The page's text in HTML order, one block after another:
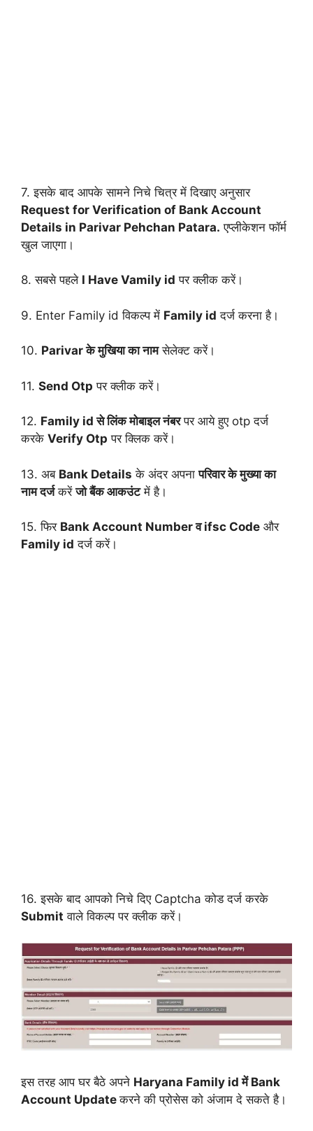
7. इसके बाद आपके सामने निचे चित्र में दिखाए अनुसार
Request for Verification of Bank Account
Details in Parivar Pehchan Patara. एप्लीकेशन फॉर्म
खुल जाएगा।
8. सबसे पहले I Have Vamily id पर क्लीक करें।
9. Enter Family id विकल्प में Family id दर्ज करना है।
10. Parivar के मुखिया का नामसेलेक्ट करें।
11. Send Otp पर क्लीक करें।
12. Family id से लिंक मोबाइल नंबरपर आये हुए otp दर्ज
करके Verify Otp पर क्लिक करें।
13. अब Bank Details के अंदर अपनापरिवार के मुख्या का
नाम दर्जकरेंजो बैंक आकउंटमें है।
15. फिर Bank Account Number व ifsc Code और
Family id दर्ज करें।
16. इसके बाद आपको निचे दिए Captcha कोड दर्ज करके
Submit वाले विकल्प पर क्लीक करें।
इस तरह आप घर बैठे अपने Haryana Family id में Bank
Account Updateकरने की प्रोसेस को अंजाम दे सकते है।